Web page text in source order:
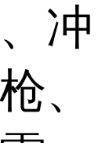
冲
、